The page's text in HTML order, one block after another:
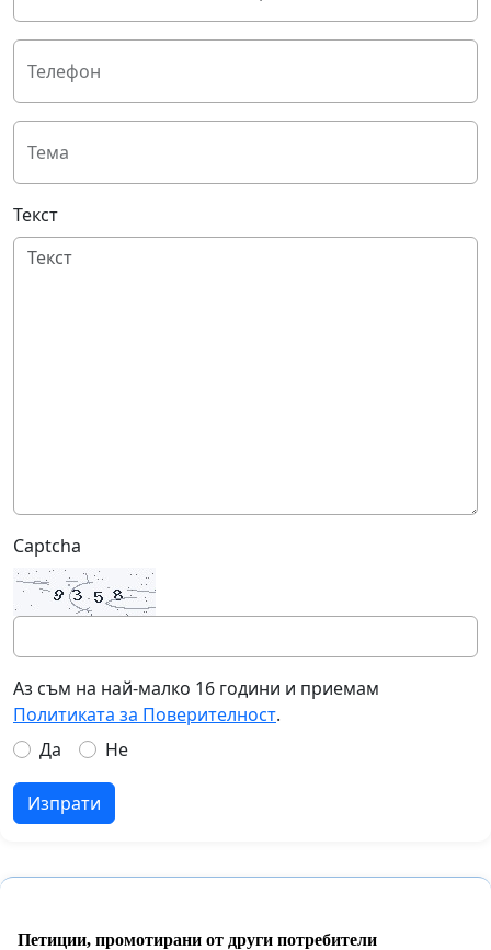
Телефон
Тема
Текст
Captcha
Аз съм на най-малко 16 години и приемам
Политиката за Поверителност.
Да
Не
Изпрати
Петиции, промотирани от други потребители